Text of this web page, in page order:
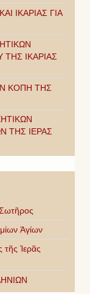
ΙΚΑΡΙΑΣ ΓΙΑ
ΤΗΣ ΙΚΑΡΙΑΣ
ΚΟΠΗ ΤΗΣ
ΤΗΣ ΙΕΡΑΣ
Ἁγίων
τῆς Ἱερᾶς